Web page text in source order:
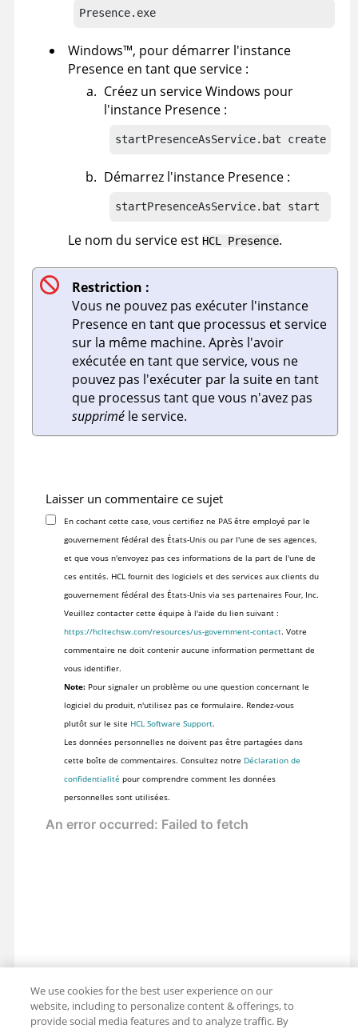
Presence.exe
Windows™, pour démarrer l'instance
Presence en tant que service :
Créez un service Windows pour
l'instance Presence :
startPresenceAsService.bat create
Démarrez l'instance Presence :
startPresenceAsService.bat start
Le nom du service est HCL Presence.
Restriction :
Vous ne pouvez pas exécuter l'instance
Presence en tant que processus et service
sur la même machine. Après l'avoir
exécutée en tant que service, vous ne
pouvez pas l'exécuter par la suite en tant
que processus tant que vous n'avez pas
supprimé le service.
Laisser un commentaire ce sujet
En cochant cette case, vous certifiez ne PAS être employé par le
gouvernement fédéral des États-Unis ou par l'une de ses agences,
et que vous n'envoyez pas ces informations de la part de l'une de
ces entités. HCL fournit des logiciels et des services aux clients du
gouvernement fédéral des États-Unis via ses partenaires Four, Inc.
Veuillez contacter cette équipe à l'aide du lien suivant :
https://hcltechsw.com/resources/us-government-contact. Votre
commentaire ne doit contenir aucune information permettant de
vous identifier.
Note:Pour signaler un problème ou une question concernant le
logiciel du produit, n'utilisez pas ce formulaire. Rendez-vous
plutôt sur le site HCL Software Support.
Les données personnelles ne doivent pas être partagées dans
cette boîte de commentaires. Consultez notre Déclaration de
confidentialité pour comprendre comment les données
personnelles sont utilisées.
We use cookies for the best user experience on our
website, including to personalize content & offerings, to
provide social media features and to analyze traffic. By